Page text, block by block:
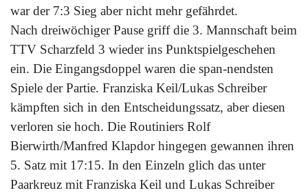
war der 7:3 Sieg aber nicht mehr gefährdet.
Nach dreiwöchiger Pause griff die 3. Mannschaft beim
TTV Scharzfeld 3 wieder ins Punktspielgeschehen
ein. Die Eingangsdoppel waren die span-nendsten
Spiele der Partie. Franziska Keil/Lukas Schreiber
kämpften sich in den Entscheidungssatz, aber diesen
verloren sie hoch. Die Routiniers Rolf
Bierwirth/Manfred Klapdor hingegen gewannen ihren
5. Satz mit 17:15. In den Einzeln glich das unter
Paarkreuz mit Franziska Keil und Lukas Schreiber